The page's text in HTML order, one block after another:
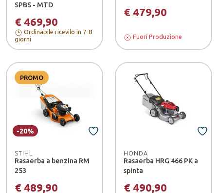
SPBS - MTD
€ 469,90
Ordinabile ricevilo in 7-8
giorni
€ 479,90
Fuori Produzione
PROMO
STIHL
Rasaerba a benzina RM
253
€ 489,90
-20%
HONDA
Rasaerba HRG 466 PK a
spinta
€ 490,90